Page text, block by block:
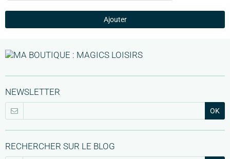
Ajouter
NEWSLETTER
OK
RECHERCHER SUR LE BLOG